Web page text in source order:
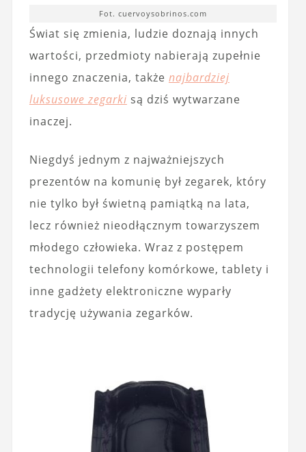
Fot. cuervoysobrinos.com
Świat się zmienia, ludzie doznają innych
wartości, przedmioty nabierają zupełnie
innego znaczenia, także najbardziej
luksusowe zegarki są dziś wytwarzane
inaczej.
Niegdyś jednym z najważniejszych
prezentów na komunię był zegarek, który
nie tylko był świetną pamiątką na lata,
lecz również nieodłącznym towarzyszem
młodego człowieka. Wraz z postępem
technologii telefony komórkowe, tablety i
inne gadżety elektroniczne wyparły
tradycję używania zegarków.